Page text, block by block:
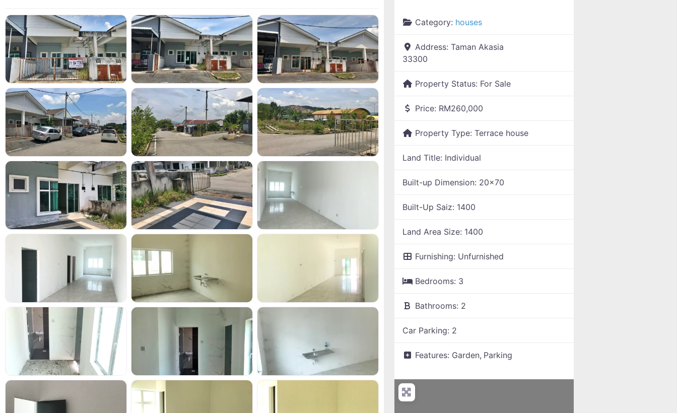
Category: houses
Address: Taman Akasia
33300
Property Status: For Sale
Price: RM260,000
Property Type: Terrace house
Land Title: Individual
Built-up Dimension: 20x70
Built-Up Saiz: 1400
Land Area Size: 1400
Furnishing: Unfurnished
Bedrooms: 3
Bathrooms: 2
Car Parking: 2
Features: Garden, Parking